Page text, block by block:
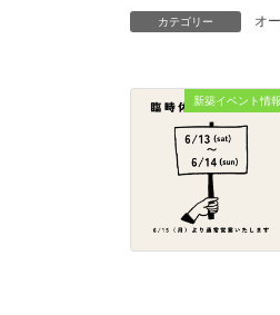
カテゴリー オ
新築イベント情報